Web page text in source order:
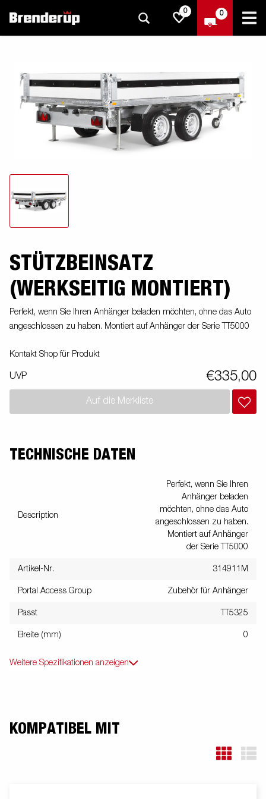
0 0
STÜTZBEINSATZ
(WERKSEITIG MONTIERT)
Perfekt, wenn Sie Ihren Anhänger beladen möchten, ohne das Auto
angeschlossen zu haben. Montiert auf Anhänger der Serie TT5000
Kontakt Shop für Produkt
UVP €335,00
Auf die Merkliste
TECHNISCHE DATEN
Description
Perfekt, wenn Sie Ihren
Anhänger beladen
möchten, ohne das Auto
angeschlossen zu haben.
Montiert auf Anhänger
der Serie TT5000
Artikel-Nr. 314911M
Portal Access Group Zubehör für Anhänger
Passt TT5325
Breite (mm) 0
Weitere Spezifikationen anzeigen
KOMPATIBEL MIT